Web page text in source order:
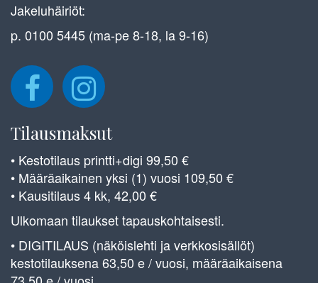
Jakeluhäiriöt:
p. 0100 5445 (ma-pe 8-18, la 9-16)
Tilausmaksut
• Kestotilaus printti+digi 99,50 €
• Määräaikainen yksi (1) vuosi 109,50 €
• Kausitilaus 4 kk, 42,00 €
Ulkomaan tilaukset tapauskohtaisesti.
• DIGITILAUS (näköislehti ja verkkosisällöt)
kestotilauksena 63,50 e / vuosi, määräaikaisena